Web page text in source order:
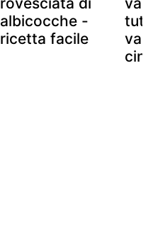
albicocche -
ricetta facile